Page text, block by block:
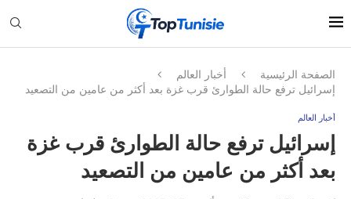
الصفحة الرئيسية
أخبار العالم
إسرائيل ترفع حالة الطوارئ قرب غزة بعد أكثر من عامين من التصعيد
أخبار العالم
إسرائيل ترفع حالة الطوارئ قرب غزة
بعد أكثر من عامين من التصعيد